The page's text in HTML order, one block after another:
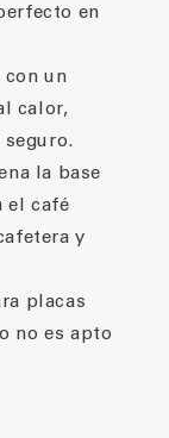
en
con un
calor,
la base
el café
y
placas
no es apto